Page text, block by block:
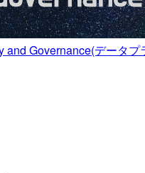
Governance(データ